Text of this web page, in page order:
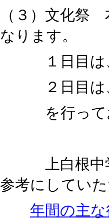
（３）文化祭
なります。
１日目は、
２日目は、
を行って
上白根中学
参考にしてい
年間の主